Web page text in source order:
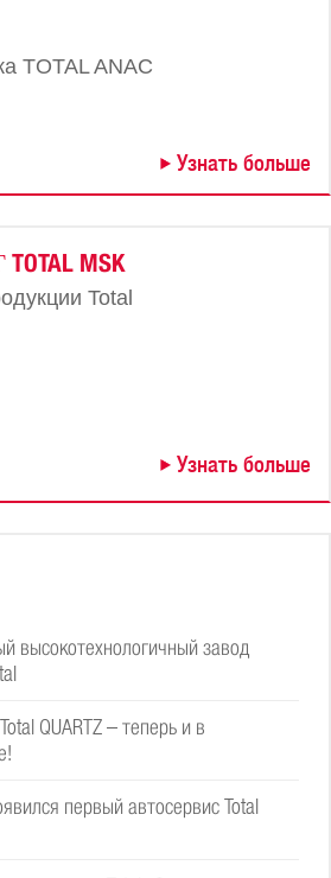
TOTAL ANAC
Узнать больше
MSK
Total
Узнать больше
высокотехнологичный завод
QUARTZ – теперь и в
первый автосервис Total